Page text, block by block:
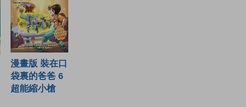
漫畫版 裝在口
袋裏的爸爸 6
超能縮小槍